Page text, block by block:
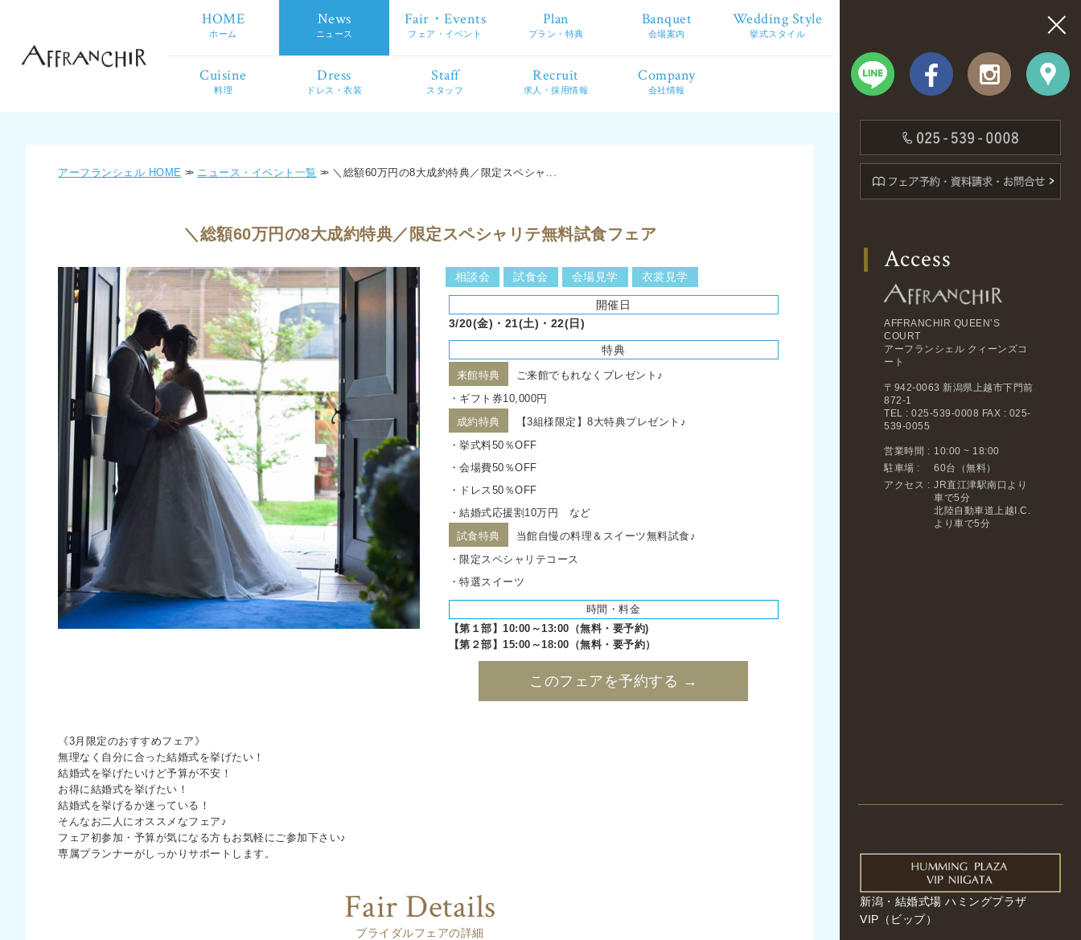
HOME
ホーム
News
ニュース
Fair・Events
フェア・イベント
Plan
プラン・特典
Banquet
会場案内
Wedding Style
挙式スタイル
Cuisine
料理
Dress
ドレス・衣装
Staff
スタッフ
Recruit
求人・採用情報
Company
会社情報
アーフランシェル HOME ニュース・イベント一覧 ＼総額60万円の8大成約特典／限定スペシャ...
＼総額60万円の8大成約特典／限定スペシャリテ無料試食フェア
相談会 試食会 会場見学 衣裳見学
開催日
3/20(金)・21(土)・22(日)
特典
来館特典
ご来館でもれなくプレゼント♪
・ギフト券10,000円
成約特典
【3組様限定】8大特典プレゼント♪
・挙式料50％OFF
・会場費50％OFF
・ドレス50％OFF
・結婚式応援割10万円 など
試食特典
当館自慢の料理＆スイーツ無料試食♪
・限定スペシャリテコース
・特選スイーツ
時間・料金
【第１部】10:00～13:00（無料・要予約)
【第２部】15:00～18:00（無料・要予約）
このフェアを予約する →
《3月限定のおすすめフェア》
無理なく自分に合った結婚式を挙げたい！
結婚式を挙げたいけど予算が不安！
お得に結婚式を挙げたい！
結婚式を挙げるか迷っている！
そんなお二人にオススメなフェア♪
フェア初参加・予算が気になる方もお気軽にご参加下さい♪
専属プランナーがしっかりサポートします。
Fair Details
ブライダルフェアの詳細
Access
AFFRANCHIR QUEEN’S
COURT
アーフランシェル クィーンズコ
ート
〒942-0063 新潟県上越市下門前
872-1
TEL : 025-539-0008 FAX : 025-
539-0055
営業時間 : 10:00 ~ 18:00
駐車場 :
60台（無料）
アクセス : JR直江津駅南口より
車で5分
北陸自動車道上越I.C.
より車で5分
新潟・結婚式場 ハミングプラザ
VIP（ビップ）